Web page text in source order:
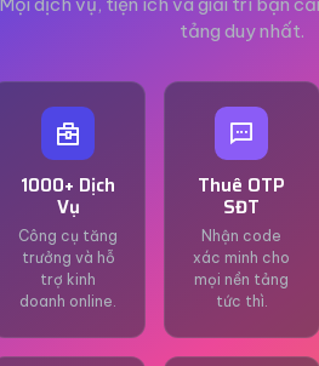
tảng duy nhất.
1000+ Dịch
Vụ
Công cụ tăng
trưởng và hỗ
trợ kinh
doanh online.
Thuê OTP
SĐT
Nhận code
xác minh cho
mọi nền tảng
tức thì.